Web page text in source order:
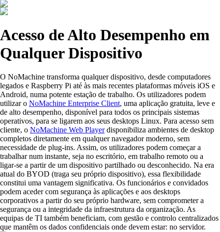
Acesso de Alto Desempenho em
Qualquer Dispositivo
O NoMachine transforma qualquer dispositivo, desde computadores
legados e Raspberry Pi até às mais recentes plataformas móveis iOS e
Android, numa potente estação de trabalho. Os utilizadores podem
utilizar o NoMachine Enterprise Client, uma aplicação gratuita, leve e
de alto desempenho, disponível para todos os principais sistemas
operativos, para se ligarem aos seus desktops Linux. Para acesso sem
cliente, o NoMachine Web Playerdisponibiliza ambientes de desktop
completos diretamente em qualquer navegador moderno, sem
necessidade de plug-ins. Assim, os utilizadores podem começar a
trabalhar num instante, seja no escritório, em trabalho remoto ou a
ligar-se a partir de um dispositivo partilhado ou desconhecido. Na era
atual do BYOD (traga seu próprio dispositivo), essa flexibilidade
constitui uma vantagem significativa. Os funcionários e convidados
podem aceder com segurança às aplicações e aos desktops
corporativos a partir do seu próprio hardware, sem comprometer a
segurança ou a integridade da infraestrutura da organização. As
equipas de TI também beneficiam, com gestão e controlo centralizados
que mantêm os dados confidenciais onde devem estar: no servidor.